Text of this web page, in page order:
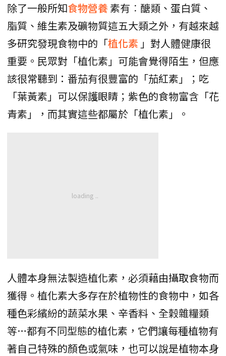
除了一般所知食物營養素有︰醣類、蛋白質、
脂質、維生素及礦物質這五大類之外，有越來越
多研究發現食物中的「植化素 」對人體健康很
重要。民眾對「植化素」可能會覺得陌生，但應
該很常聽到：番茄有很豐富的「茄紅素」；吃
「葉黃素」可以保護眼睛；紫色的食物富含「花
青素」，而其實這些都屬於「植化素」。
人體本身無法製造植化素，必須藉由攝取食物而
獲得。植化素大多存在於植物性的食物中，如各
種色彩繽紛的蔬菜水果、辛香料、全榖雜糧類
等…都有不同型態的植化素，它們讓每種植物有
著自己特殊的顏色或氣味，也可以說是植物本身